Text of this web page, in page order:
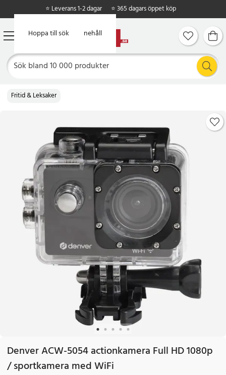
Hoppa till huvudinnehåll
Hoppa till sök
⭐ Leverans 1-2 dagar ⭐ 365 dagars öppet köp
Fritid & Leksaker
Denver ACW-5054 actionkamera Full HD 1080p
/ sportkamera med WiFi